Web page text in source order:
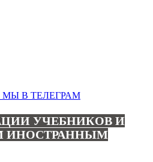
УЧЕБНИКОВ И
ИНОСТРАННЫМ